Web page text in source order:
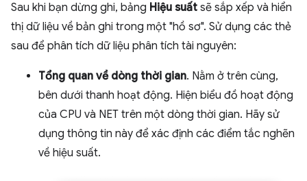
Sau khi bạn dừng ghi, bảng Hiệu suất sẽ sắp xếp và hiển
thị dữ liệu về bản ghi trong một "hồ sơ". Sử dụng các thẻ
sau để phân tích dữ liệu phân tích tài nguyên:
Tổng quan về dòng thời gian. Nằm ở trên cùng,
bên dưới thanh hoạt động. Hiện biểu đồ hoạt động
của CPU và NET trên một dòng thời gian. Hãy sử
dụng thông tin này để xác định các điểm tắc nghẽn
về hiệu suất.